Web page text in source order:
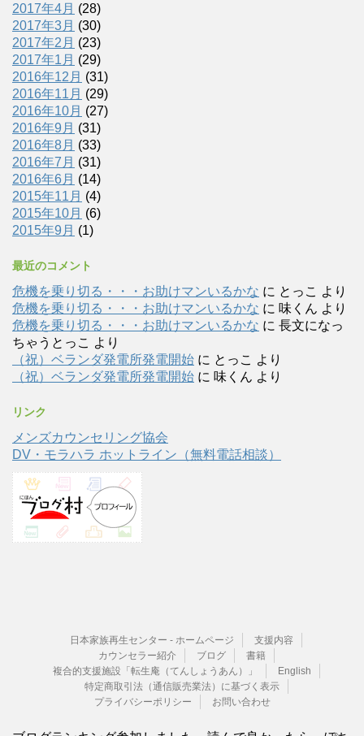
2017年4月 (28)
2017年3月 (30)
2017年2月 (23)
2017年1月 (29)
2016年12月 (31)
2016年11月 (29)
2016年10月 (27)
2016年9月 (31)
2016年8月 (33)
2016年7月 (31)
2016年6月 (14)
2015年11月 (4)
2015年10月 (6)
2015年9月 (1)
最近のコメント
危機を乗り切る・・・お助けマンいるかな に とっこ より
危機を乗り切る・・・お助けマンいるかな に 味くん より
危機を乗り切る・・・お助けマンいるかな に 長文になっ
ちゃうとっこ より
（祝）ベランダ発電所発電開始 に とっこ より
（祝）ベランダ発電所発電開始 に 味くん より
リンク
メンズカウンセリング協会
DV・モラハラ ホットライン（無料電話相談）
日本家族再生センター - ホームページ
支援内容
カウンセラー紹介
ブログ
書籍
複合的支援施設「転生庵（てんしょうあん）」
English
特定商取引法（通信販売業法）に基づく表示
プライバシーポリシー
お問い合わせ